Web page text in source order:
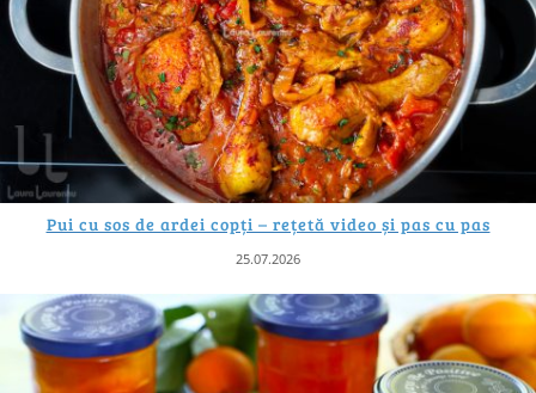
Pui cu sos de ardei copți – rețetă video și pas cu pas
25.07.2026